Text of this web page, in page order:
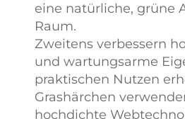
eine natürliche, grüne
Raum.
Zweitens verbessern
und wartungsarme
praktischen Nutzen
Grashärchen
hochdichte